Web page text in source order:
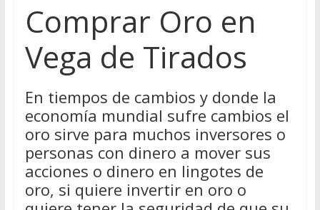
Comprar Oro en
Vega de Tirados
En tiempos de cambios y donde la
economía mundial sufre cambios el
oro sirve para muchos inversores o
personas con dinero a mover sus
acciones o dinero en lingotes de
oro, si quiere invertir en oro o